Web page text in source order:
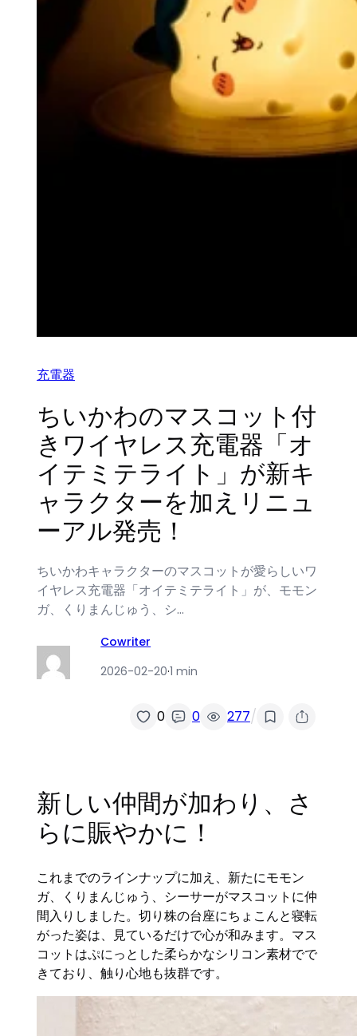
充電器
ちいかわのマスコット付
きワイヤレス充電器「オ
イテミテライト」が新キ
ャラクターを加えリニュ
ーアル発売！
ちいかわキャラクターのマスコットが愛らしいワ
イヤレス充電器「オイテミテライト」が、モモン
ガ、くりまんじゅう、シ…
Cowriter
2026-02-20·1 min
0 0 277/
新しい仲間が加わり、さ
らに賑やかに！
これまでのラインナップに加え、新たにモモン
ガ、くりまんじゅう、シーサーがマスコットに仲
間入りしました。切り株の台座にちょこんと寝転
がった姿は、見ているだけで心が和みます。マス
コットはぷにっとした柔らかなシリコン素材でで
きており、触り心地も抜群です。